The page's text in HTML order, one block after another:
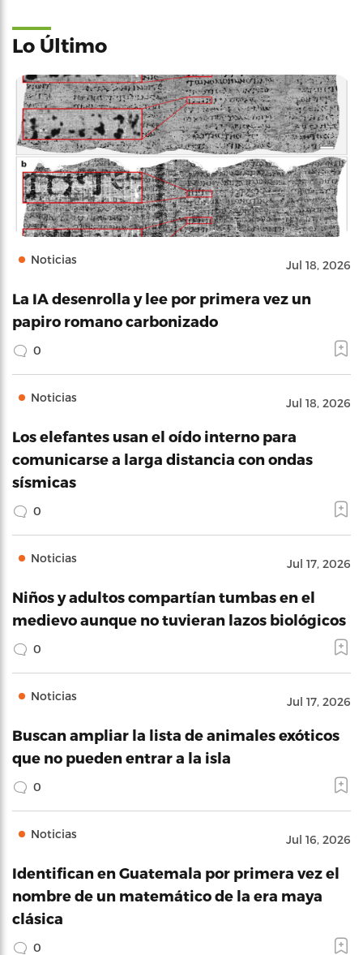
Lo Último
Noticias Jul 18, 2026
La IA desenrolla y lee por primera vez un
papiro romano carbonizado
0
Noticias Jul 18, 2026
Los elefantes usan el oído interno para
comunicarse a larga distancia con ondas
sísmicas
0
Noticias Jul 17, 2026
Niños y adultos compartían tumbas en el
medievo aunque no tuvieran lazos biológicos
0
Noticias Jul 17, 2026
Buscan ampliar la lista de animales exóticos
que no pueden entrar a la isla
0
Noticias Jul 16, 2026
Identifican en Guatemala por primera vez el
nombre de un matemático de la era maya
clásica
0